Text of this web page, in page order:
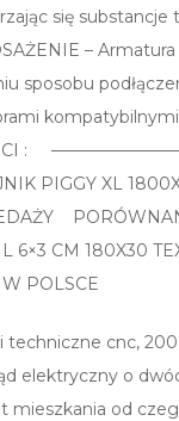
się
–
sposobu
:
PIGGY XL
6×3 CM 180X30
POLSCE
techniczne cnc,
elektryczny o
mieszkania od